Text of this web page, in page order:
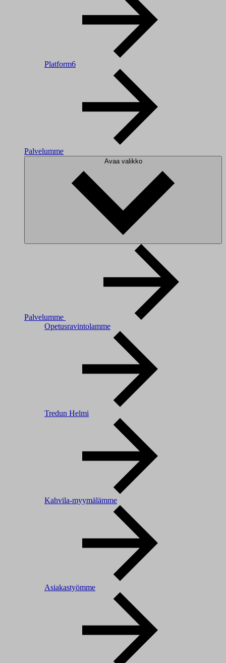
Platform6
Palvelumme
Avaa valikko
Palvelumme
Opetusravintolamme
Tredun Helmi
Kahvila-myymälämme
Asiakastyömme